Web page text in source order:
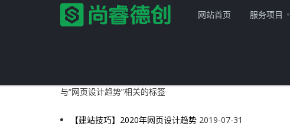
网站首页 服务项目
与“网页设计趋势”相关的标签
【建站技巧】2020年网页设计趋势 2019-07-31